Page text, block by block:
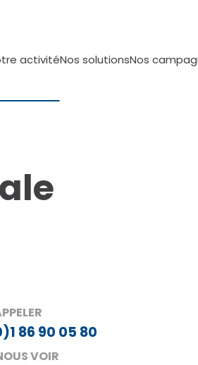
activitéNos solutionsNos
86 90 05 80
VOIR